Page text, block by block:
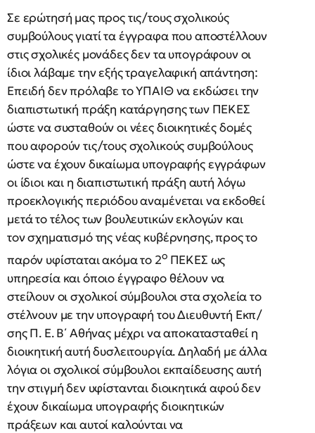
Σε ερώτησή μας προς τις/τους σχολικούς
συμβούλους γιατί τα έγγραφα που αποστέλλουν
στις σχολικές μονάδες δεν τα υπογράφουν οι
ίδιοι λάβαμε την εξής τραγελαφική απάντηση:
Επειδή δεν πρόλαβε το ΥΠΑΙΘ να εκδώσει την
διαπιστωτική πράξη κατάργησης των ΠΕΚΕΣ
ώστε να συσταθούν οι νέες διοικητικές δομές
που αφορούν τις/τους σχολικούς συμβούλους
ώστε να έχουν δικαίωμα υπογραφής εγγράφων
οι ίδιοι και η διαπιστωτική πράξη αυτή λόγω
προεκλογικής περιόδου αναμένεται να εκδοθεί
μετά το τέλος των βουλευτικών εκλογών και
τον σχηματισμό της νέας κυβέρνησης, προς το
παρόν υφίσταται ακόμα το 2οΠΕΚΕΣ ως
υπηρεσία και όποιο έγγραφο θέλουν να
στείλουν οι σχολικοί σύμβουλοι στα σχολεία το
στέλνουν με την υπογραφή του Διευθυντή Εκπ/
σης Π. Ε. Β΄ Αθήνας μέχρι να αποκατασταθεί η
διοικητική αυτή δυσλειτουργία. Δηλαδή με άλλα
λόγια οι σχολικοί σύμβουλοι εκπαίδευσης αυτή
την στιγμή δεν υφίστανται διοικητικά αφού δεν
έχουν δικαίωμα υπογραφής διοικητικών
πράξεων και αυτοί καλούνται να